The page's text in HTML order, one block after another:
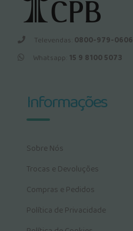
Televendas: 0800-979-0606
Whatsapp: 15 9 8100 5073
Informações
Sobre Nós
Trocas e Devoluções
Compras e Pedidos
Política de Privacidade